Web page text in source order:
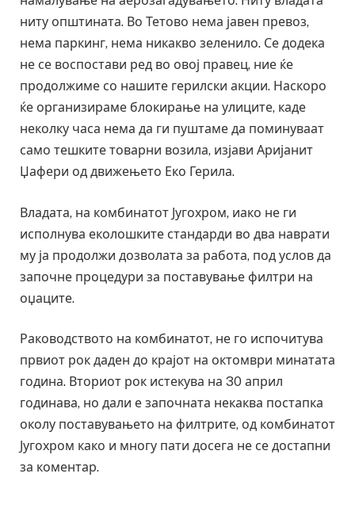
ниту општината. Во Тетово нема јавен превоз,
нема паркинг, нема никакво зеленило. Се додека
не се воспостави ред во овој правец, ние ќе
продолжиме со нашите герилски акции. Наскоро
ќе организираме блокирање на улиците, каде
неколку часа нема да ги пуштаме да поминуваат
само тешките товарни возила, изјави Аријанит
Џафери од движењето Еко Герила.
Владата, на комбинатот Југохром, иако не ги
исполнува еколошките стандарди во два наврати
му ја продолжи дозволата за работа, под услов да
започне процедури за поставување филтри на
оџаците.
Раководството на комбинатот, не го испочитува
првиот рок даден до крајот на октомври минатата
година. Вториот рок истекува на 30 април
годинава, но дали е започната некаква постапка
околу поставувањето на филтрите, од комбинатот
Југохром како и многу пати досега не се достапни
за коментар.